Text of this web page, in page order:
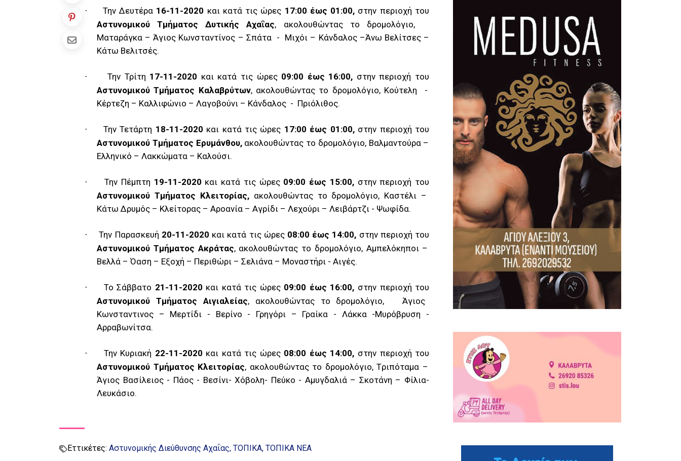
· Την Δευτέρα 16-11-2020 και κατά τις ώρες 17:00 έως 01:00, στην περιοχή του
Αστυνομικού Τμήματος Δυτικής Αχαΐας, ακολουθώντας το δρομολόγιο,
Ματαράγκα – Άγιος Κωνσταντίνος – Σπάτα - Μιχόι – Κάνδαλος –Άνω Βελίτσες –
Κάτω Βελιτσές.
· Την Τρίτη 17-11-2020 και κατά τις ώρες09:00 έως 16:00, στην περιοχή του
Αστυνομικού Τμήματος Καλαβρύτων, ακολουθώντας το δρομολόγιο, Κούτελη
-
Κέρτεζη – Καλλιφώνιο – Λαγοβούνι – Κάνδαλος - Πριόλιθος.
· Την Τετάρτη 18-11-2020 και κατά τις ώρες 17:00 έως 01:00,στην περιοχή του
Αστυνομικού Τμήματος Ερυμάνθου, ακολουθώντας το δρομολόγιο, Βαλμαντούρα –
Ελληνικό – Λακκώματα – Καλούσι.
· Την Πέμπτη 19-11-2020 και κατά τις ώρες09:00 έως 15:00,στην περιοχή του
Αστυνομικού Τμήματος Κλειτορίας, ακολουθώντας το δρομολόγιο, Καστέλι –
Κάτω Δρυμός – Κλείτορας – Αροανία – Αγρίδι – Λεχούρι – Λειβάρτζι - Ψωφίδα.
· Την Παρασκευή 20-11-2020 και κατά τις ώρες08:00 έως 14:00, στην περιοχή του
Αστυνομικού Τμήματος Ακράτας, ακολουθώντας το δρομολόγιο, Αμπελόκηποι –
Βελλά – Όαση – Εξοχή – Περιθώρι – Σελιάνα – Μοναστήρι - Αιγές.
· Το Σάββατο 21-11-2020 και κατά τις ώρες09:00 έως 16:00, στην περιοχή του
Αστυνομικού Τμήματος Αιγιαλείας, ακολουθώντας το δρομολόγιο,
Άγιος
Κωνσταντινος – Μερτίδι - Βερίνο - Γρηγόρι – Γραίκα - Λάκκα -Μυρόβρυση -
Αρραβωνίτσα.
· Την Κυριακή 22-11-2020 και κατά τις ώρες08:00 έως 14:00, στην περιοχή του
Αστυνομικού Τμήματος Κλειτορίας, ακολουθώντας το δρομολόγιο, Tριπόταμα –
Άγιος Βασίλειος - Πάος - Βεσίνι- Χόβολη- Πεύκο - Αμυγδαλιά – Σκοτάνη – Φίλια-
Λευκάσιο.
Εττικέτες: Αστυνομικής Διεύθυνσης Αχαΐας ΤΟΠΙΚΑ ΤΟΠΙΚΑ ΝΕΑ